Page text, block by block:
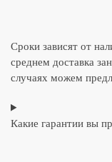
Сроки зависят от
среднем доставка
случаях можем
Какие гарантии вы